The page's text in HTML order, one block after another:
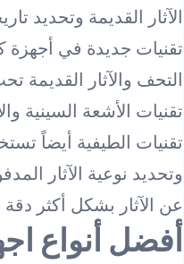
الآثار القديمة وتحديد
تقنيات جديدة في
التحف والآثار
تقنيات الأشعة السينية
تقنيات الطيفية أيضاً
وتحديد نوعية الآثار
عن الآثار بشكل أكثر دقة
أفضل أنواع